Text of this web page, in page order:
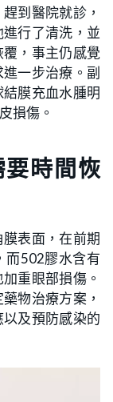
到醫院就診，
行了清洗，並
，事主仍感覺
一步治療。副
膜充血水腫明
損傷。
時間恢
表面，在前期
而502膠水含有
重眼部損傷。
物治療方案，
及預防感染的